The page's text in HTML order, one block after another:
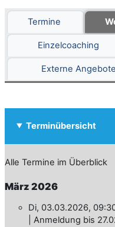
Termine
Einzelcoaching
Externe Angebote
Terminübersicht
Alle Termine im Überblick
März 2026
Di, 03.03.2026,
Anmeldung bis